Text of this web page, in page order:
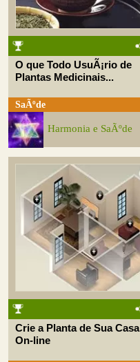
O que Todo UsuÃ¡rio de
Plantas Medicinais...
SaÃºde
Harmonia e SaÃºde
Crie a Planta de Sua Casa
On-line